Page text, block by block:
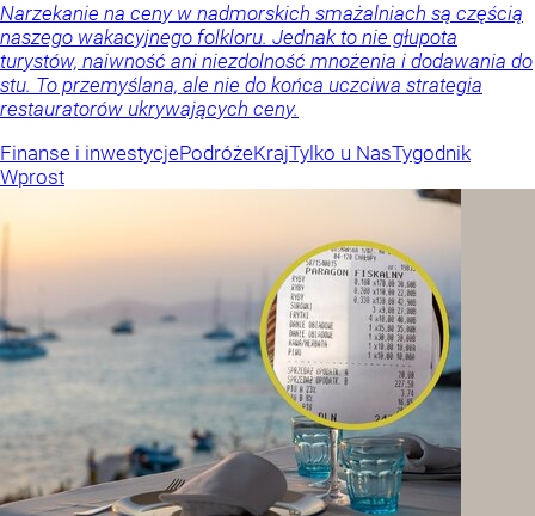
Narzekanie na ceny w nadmorskich smażalniach są częścią
naszego wakacyjnego folkloru. Jednak to nie głupota
turystów, naiwność ani niezdolność mnożenia i dodawania do
stu. To przemyślana, ale nie do końca uczciwa strategia
restauratorów ukrywających ceny.
Finanse i inwestycjePodróżeKrajTylko u NasTygodnik
Wprost